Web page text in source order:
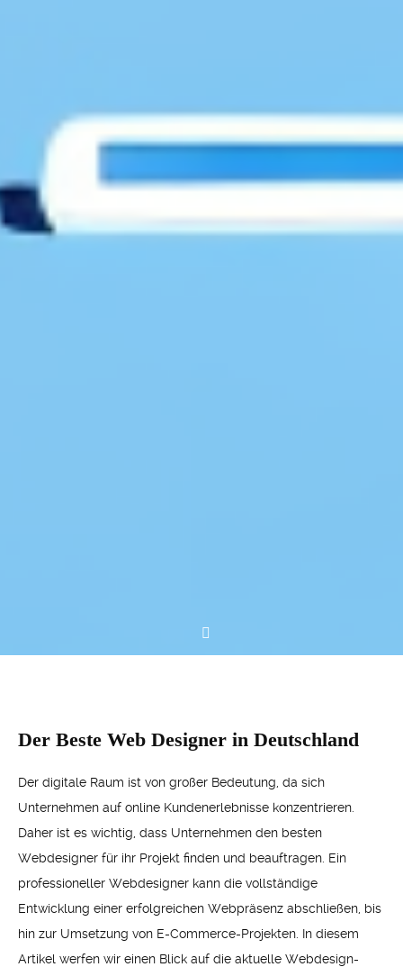
Der Beste Web Designer in Deutschland
Der digitale Raum ist von großer Bedeutung, da sich
Unternehmen auf online Kundenerlebnisse konzentrieren.
Daher ist es wichtig, dass Unternehmen den besten
Webdesigner für ihr Projekt finden und beauftragen. Ein
professioneller Webdesigner kann die vollständige
Entwicklung einer erfolgreichen Webpräsenz abschließen, bis
hin zur Umsetzung von E-Commerce-Projekten. In diesem
Artikel werfen wir einen Blick auf die aktuelle Webdesign-